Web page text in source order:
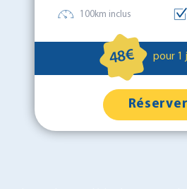
100km inclus
48€ pour 1
Réserver